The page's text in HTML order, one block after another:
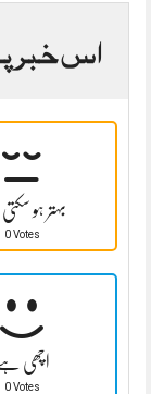
اس خبر
بہتر ہو
0 Votes
اچھی
0 Votes